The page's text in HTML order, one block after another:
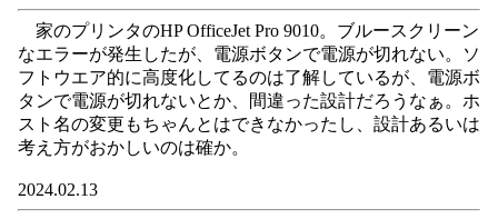
家のプリンタのHP OfficeJet Pro 9010。ブルースクリーン
なエラーが発生したが、電源ボタンで電源が切れない。ソ
フトウエア的に高度化してるのは了解しているが、電源ボ
タンで電源が切れないとか、間違った設計だろうなぁ。ホ
スト名の変更もちゃんとはできなかったし、設計あるいは
考え方がおかしいのは確か。
2024.02.13